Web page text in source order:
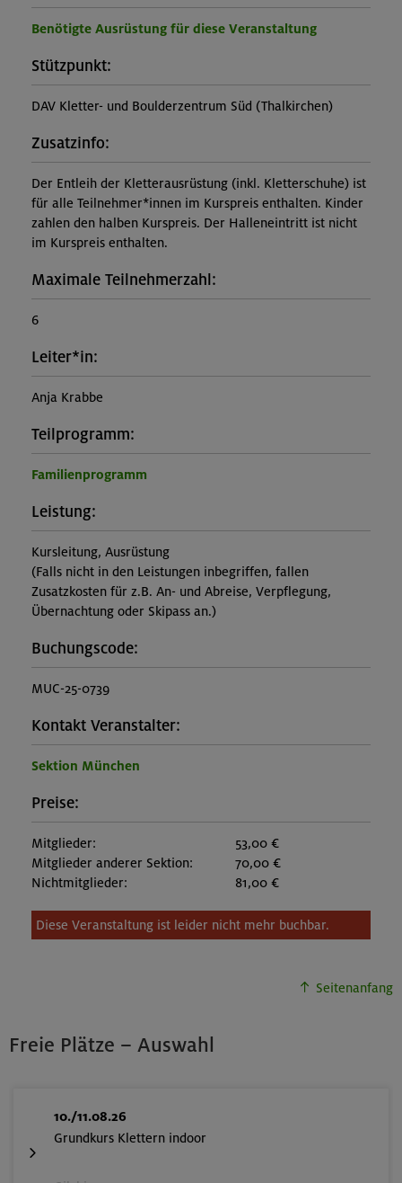
Benötigte Ausrüstung für diese Veranstaltung
Stützpunkt:
DAV Kletter- und Boulderzentrum Süd (Thalkirchen)
Zusatzinfo:
Der Entleih der Kletterausrüstung (inkl. Kletterschuhe) ist
für alle Teilnehmer*innen im Kurspreis enthalten. Kinder
zahlen den halben Kurspreis. Der Halleneintritt ist nicht
im Kurspreis enthalten.
Maximale Teilnehmerzahl:
6
Leiter*in:
Anja Krabbe
Teilprogramm:
Familienprogramm
Leistung:
Kursleitung, Ausrüstung
(Falls nicht in den Leistungen inbegriffen, fallen
Zusatzkosten für z.B. An- und Abreise, Verpflegung,
Übernachtung oder Skipass an.)
Buchungscode:
MUC-25-0739
Kontakt Veranstalter:
Sektion München
Preise:
Mitglieder:
53,00 €
Mitglieder anderer Sektion:
70,00 €
Nichtmitglieder:
81,00 €
Diese Veranstaltung ist leider nicht mehr buchbar.
Seitenanfang
Freie Plätze – Auswahl
10./11.08.26
Grundkurs Klettern indoor